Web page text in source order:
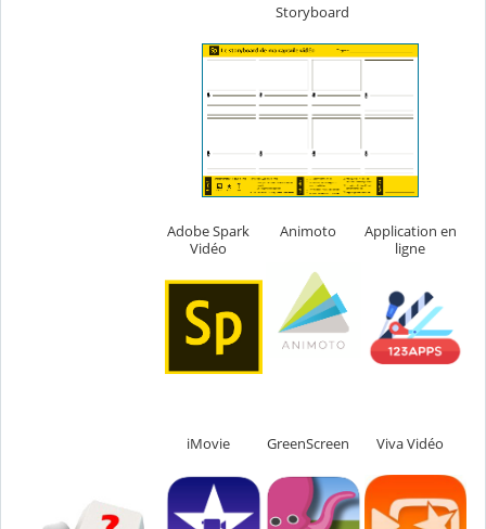
Storyboard
Adobe Spark
Vidéo
Animoto
Application en
ligne
iMovie GreenScreen Viva Vidéo